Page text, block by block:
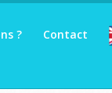
? Contact